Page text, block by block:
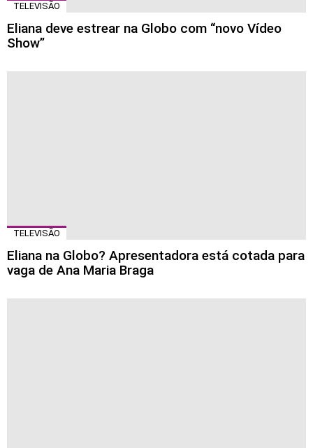
TELEVISÃO
Eliana deve estrear na Globo com “novo Vídeo
Show”
TELEVISÃO
Eliana na Globo? Apresentadora está cotada para
vaga de Ana Maria Braga